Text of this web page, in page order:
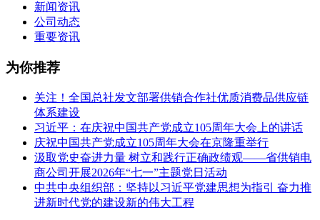
新闻资讯
公司动态
重要资讯
为你推荐
关注！全国总社发文部署供销合作社优质消费品供应链
体系建设
习近平：在庆祝中国共产党成立105周年大会上的讲话
庆祝中国共产党成立105周年大会在京隆重举行
汲取党史奋进力量 树立和践行正确政绩观——省供销电
商公司开展2026年“七一”主题党日活动
中共中央组织部：坚持以习近平党建思想为指引 奋力推
进新时代党的建设新的伟大工程